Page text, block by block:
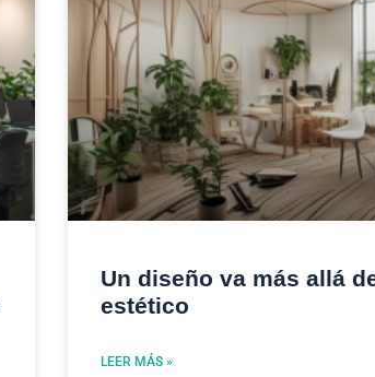
Un diseño va más allá
estético
LEER MÁS »